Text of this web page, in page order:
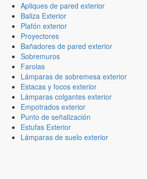
Apliques de pared exterior
Baliza Exterior
Plafón exterior
Proyectores
Bañadores de pared exterior
Sobremuros
Farolas
Lámparas de sobremesa exterior
Estacas y focos exterior
Lámparas colgantes exterior
Empotrados exterior
Punto de señalización
Estufas Exterior
Lámparas de suelo exterior